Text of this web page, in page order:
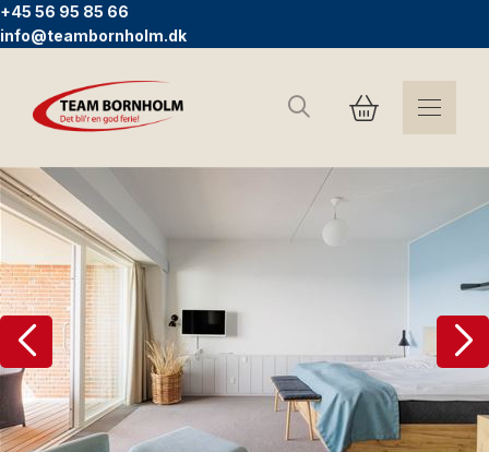
+45 56 95 85 66
info@teambornholm.dk
Search